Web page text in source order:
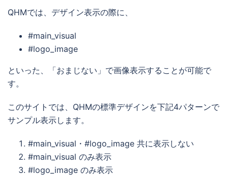
QHMでは、デザイン表示の際に、
#main_visual
#logo_image
といった、「おまじない」で画像表示することが可能で
す。
このサイトでは、QHMの標準デザインを下記4パターンで
サンプル表示します。
#main_visual・#logo_image 共に表示しない
#main_visual のみ表示
#logo_image のみ表示